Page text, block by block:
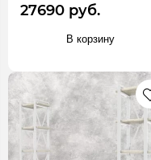
27690 руб.
В корзину